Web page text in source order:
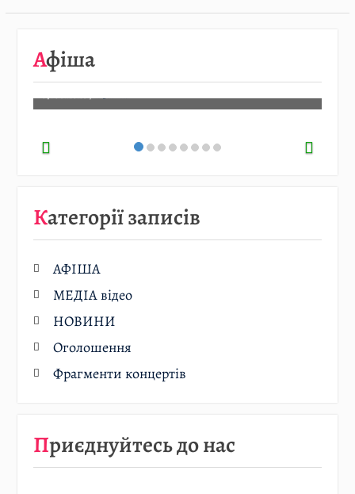
Афіша
08.08
Детальніше…
Категорії записів
АФІША
МЕДІА відео
НОВИНИ
Оголошення
Фрагменти концертів
Приєднуйтесь до нас